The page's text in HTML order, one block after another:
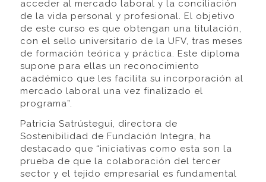
acceder al mercado laboral y la conciliación
de la vida personal y profesional. El objetivo
de este curso es que obtengan una titulación,
con el sello universitario de la UFV, tras meses
de formación teórica y práctica. Este diploma
supone para ellas un reconocimiento
académico que les facilita su incorporación al
mercado laboral una vez finalizado el
programa”.
Patricia Satrústegui, directora de
Sostenibilidad de Fundación Integra, ha
destacado que “iniciativas como esta son la
prueba de que la colaboración del tercer
sector y el tejido empresarial es fundamental